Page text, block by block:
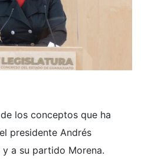
los conceptos que ha
presidente Andrés
a su partido Morena.